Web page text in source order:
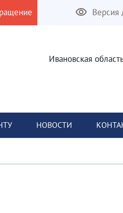
Версия
Ивановская
НОВОСТИ